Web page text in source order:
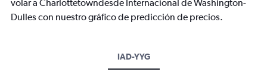
volar a Charlottetowndesde Internacional de Washington-
Dulles con nuestro gráfico de predicción de precios.
IAD-YYG